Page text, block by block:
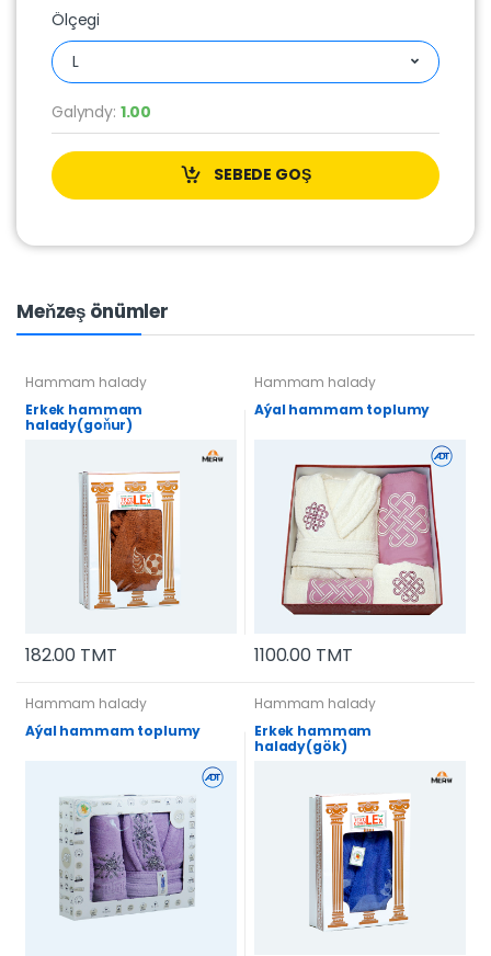
Ölçegi
L
Galyndy: 1.00
SEBEDE GOŞ
Meňzeş önümler
Hammam halady
Erkek hammam
halady(goňur)
182.00 TMT
Hammam halady
Aýal hammam toplumy
1100.00 TMT
Hammam halady
Aýal hammam toplumy
Hammam halady
Erkek hammam
halady(gök)